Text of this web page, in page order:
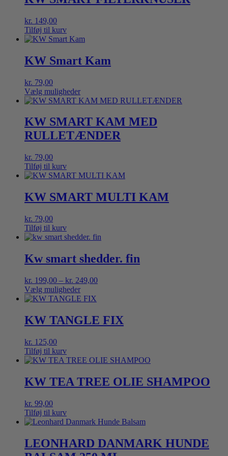
flere
Mulighederne
kan
vælges
varesiden
kr. 149,00
Tilføj til kurv
KW Smart Kam
kr. 79,00
Vælg muligheder
Dette
har
flere
varianter.
kan
vælges
på
KW SMART KAM MED
RULLETÆNDER
kr. 79,00
Tilføj til kurv
KW SMART MULTI KAM
kr. 79,00
Tilføj til kurv
Kw smart shedder. fin
kr. 199,00 – kr. 249,00Prisinterval:
Vælg muligheder
Dette
har
flere
Mulighederne
kan
vælges
varesiden
KW TANGLE FIX
kr. 125,00
Tilføj til kurv
KW TEA TREE OLIE SHAMPOO
kr. 99,00
Tilføj til kurv
LEONHARD DANMARK HUNDE